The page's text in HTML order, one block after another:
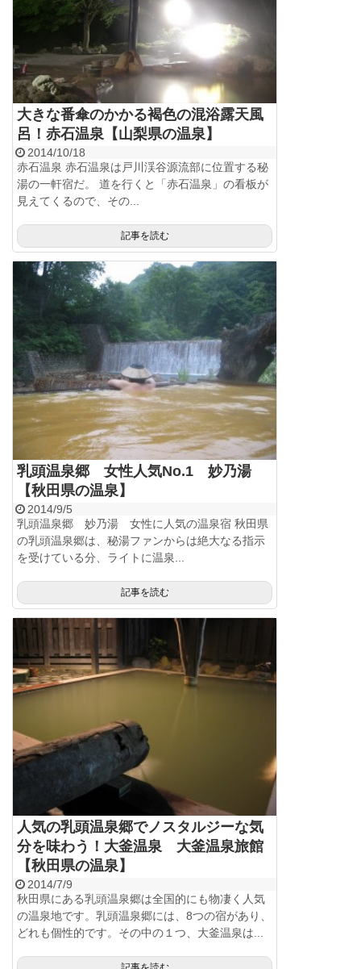
大きな番傘のかかる褐色の混浴露天風
呂！赤石温泉【山梨県の温泉】
2014/10/18
赤石温泉 赤石温泉は戸川渓谷源流部に位置する秘
湯の一軒宿だ。 道を行くと「赤石温泉」の看板が
見えてくるので、その...
記事を読む
乳頭温泉郷 女性人気No.1 妙乃湯
【秋田県の温泉】
2014/9/5
乳頭温泉郷 妙乃湯 女性に人気の温泉宿 秋田県
の乳頭温泉郷は、秘湯ファンからは絶大なる指示
を受けている分、ライトに温泉...
記事を読む
人気の乳頭温泉郷でノスタルジーな気
分を味わう！大釜温泉 大釜温泉旅館
【秋田県の温泉】
2014/7/9
秋田県にある乳頭温泉郷は全国的にも物凄く人気
の温泉地です。乳頭温泉郷には、8つの宿があり、
どれも個性的です。その中の１つ、大釜温泉は...